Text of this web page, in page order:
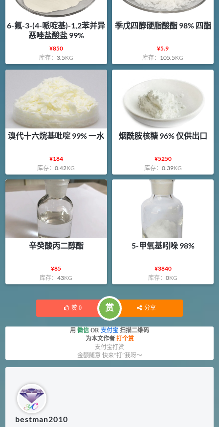
6-氟-3-(4-哌啶基)-1,2苯并异
恶唑盐酸盐 99%
¥850
库存： 3.5KG
季戊四醇硬脂酸酯 98% 四酯
¥5.9
库存： 105.5KG
溴代十六烷基吡啶 99% 一水
¥184
库存：0.42KG
烟酰胺核糖 96% 仅供出口
¥5250
库存： 0.39KG
辛癸酸丙二醇酯
¥85
库存：43KG
5-甲氧基吲哚 98%
¥3840
库存：0KG
赞 0 赏 分享
用 微信 OR 支付宝 扫描二维码
为本文作者 打个赏
支付宝打赏
金额随意 快来“打”我呀～
bestman2010